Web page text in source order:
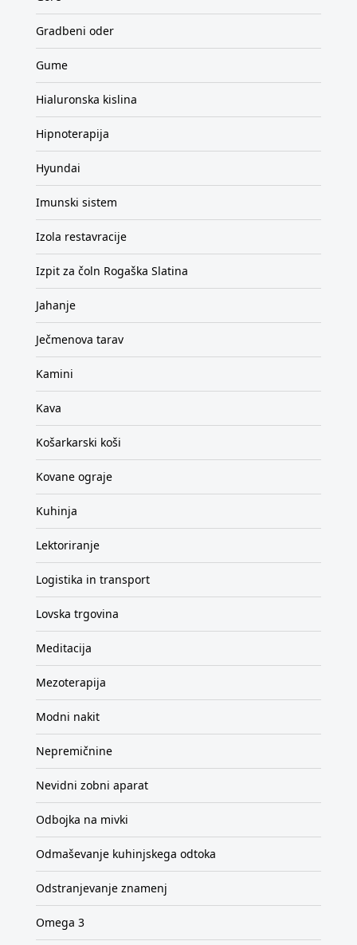
Gradbeni oder
Gume
Hialuronska kislina
Hipnoterapija
Hyundai
Imunski sistem
Izola restavracije
Izpit za čoln Rogaška Slatina
Jahanje
Ječmenova tarav
Kamini
Kava
Košarkarski koši
Kovane ograje
Kuhinja
Lektoriranje
Logistika in transport
Lovska trgovina
Meditacija
Mezoterapija
Modni nakit
Nepremičnine
Nevidni zobni aparat
Odbojka na mivki
Odmaševanje kuhinjskega odtoka
Odstranjevanje znamenj
Omega 3